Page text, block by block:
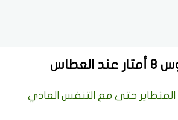
المتطاير حتى مع التنفس العادي